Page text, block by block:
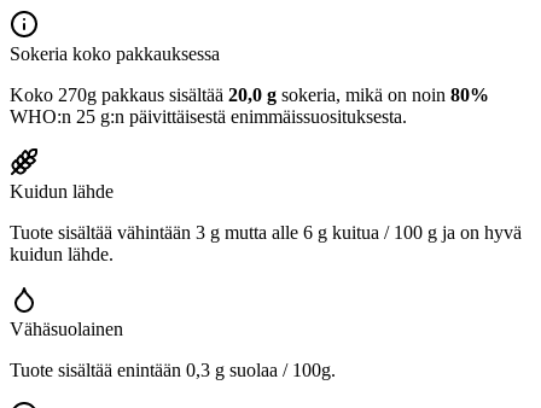
Sokeria koko pakkauksessa
Koko 270g pakkaus sisältää 20,0 g sokeria, mikä on noin 80%
WHO:n 25 g:n päivittäisestä enimmäissuosituksesta.
Kuidun lähde
Tuote sisältää vähintään 3 g mutta alle 6 g kuitua / 100 g ja on hyvä
kuidun lähde.
Vähäsuolainen
Tuote sisältää enintään 0,3 g suolaa / 100g.